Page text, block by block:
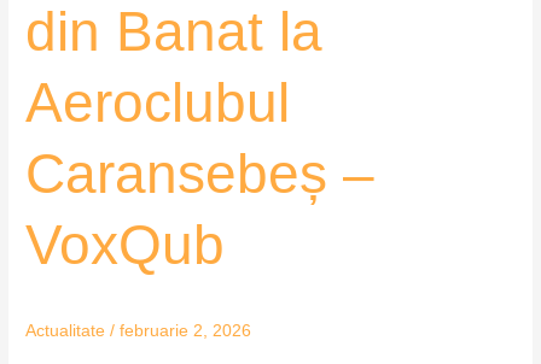
din Banat la
Aeroclubul
Caransebeș –
VoxQub
Actualitate /februarie 2, 2026